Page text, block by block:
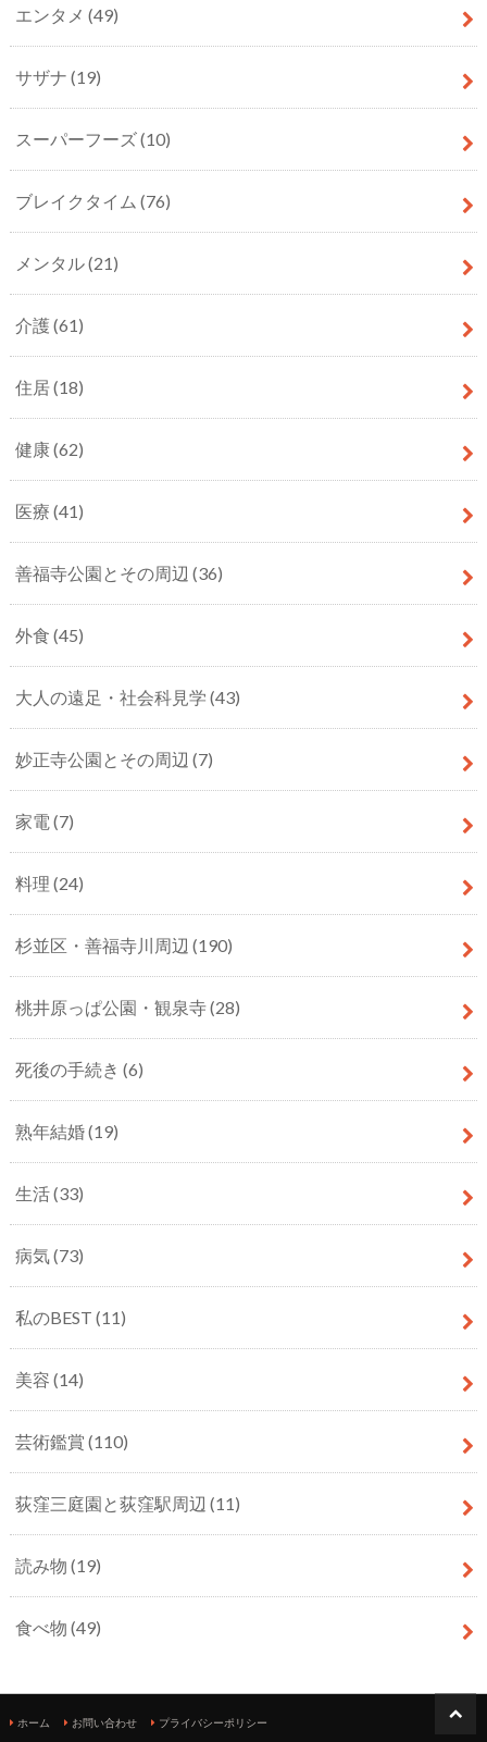
エンタメ (49)
サザナ (19)
スーパーフーズ(10)
ブレイクタイム (76)
メンタル(21)
介護(61)
住居(18)
健康(62)
医療 (41)
善福寺公園とその周辺 (36)
外食 (45)
大人の遠足・社会科見学 (43)
妙正寺公園とその周辺 (7)
家電 (7)
料理 (24)
杉並区・善福寺川周辺 (190)
桃井原っぱ公園・観泉寺(28)
死後の手続き (6)
熟年結婚(19)
生活(33)
病気(73)
私のBEST (11)
美容 (14)
芸術鑑賞 (110)
荻窪三庭園と荻窪駅周辺 (11)
読み物 (19)
食べ物 (49)
ホーム お問い合わせ プライバシーポリシー